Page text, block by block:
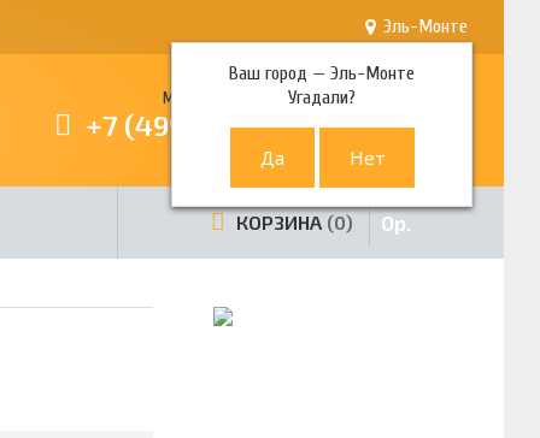
Эль-Монте
Ваш город —Эль-Монте
Угадали?
Многоканальный телефон
+7 (499) 380-80-80
КОРЗИНА 0 0р.